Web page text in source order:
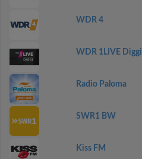
WDR 4
WDR 1LIVE Diggi
Radio Paloma
SWR1 BW
Kiss FM